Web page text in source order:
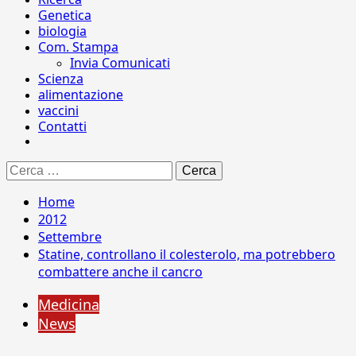
Genetica
biologia
Com. Stampa
Invia Comunicati
Scienza
alimentazione
vaccini
Contatti
Ricerca
per:
Home
2012
Settembre
Statine, controllano il colesterolo, ma potrebbero
combattere anche il cancro
Medicina
News